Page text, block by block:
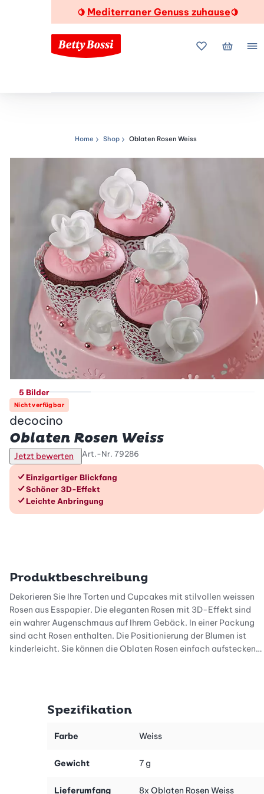
🍋 Mediterraner Genuss zuhause🍋
MeineMein
Navigationspfad
Home Shop Oblaten Rosen Weiss
5 Bilder
Nicht verfügbar
decocino
Oblaten Rosen Weiss
Jetzt bewerten Art.-Nr. 79286
Die Vorteile im Überblick
Einzigartiger Blickfang
Schöner 3D-Effekt
Leichte Anbringung
Produktbeschreibung
Dekorieren Sie Ihre Torten und Cupcakes mit stilvollen weissen
Rosen aus Esspapier. Die eleganten Rosen mit 3D-Effekt sind
ein wahrer Augenschmaus auf Ihrem Gebäck. In einer Packung
sind acht Rosen enthalten. Die Positionierung der Blumen ist
kinderleicht. Sie können die Oblaten Rosen einfach aufstecken.
Rosen-Dekor ebenso zauberhaft aus.
Die Oblaten Rosen stecken auf einem Stiel. Sie können die Rosen
Rosen auch ohne Glasur und sind für Naked Cakes und Muffins
Spezifikation
Farbe Weiss
Gewicht 7 g
Lieferumfang 8x Oblaten Rosen Weiss